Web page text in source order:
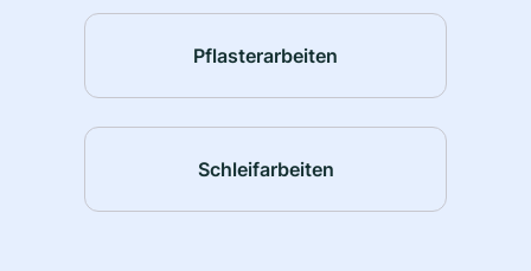
Pflasterarbeiten
Schleifarbeiten